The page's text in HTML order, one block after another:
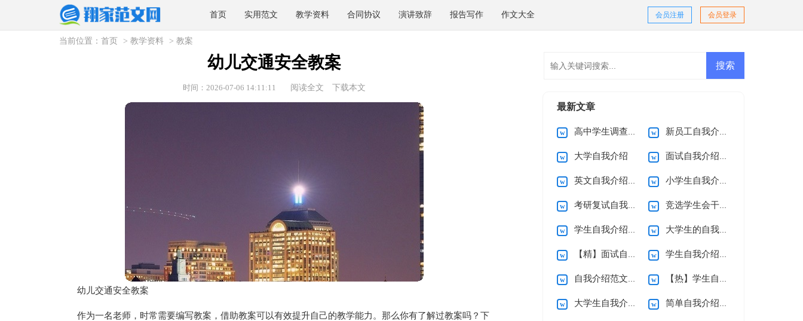
首页 实用范文 教学资料 合同协议 演讲致辞 报告写作 作文大全 会员登录
会员注册
当前位置： 首页 > 教学资料 > 教案
幼儿交通安全教案
时间：2026-07-06 14:11:11 阅读全文 下载本文
幼儿交通安全教案
作为一名老师，时常需要编写教案，借助教案可以有效提升自己的教学能力。那么你有了解过教案吗？下
最新文章
高中学生调查报告 新员工自我介绍通用15篇
大学自我介绍 面试自我介绍(15篇)
英文自我介绍集锦15篇 小学生自我介绍15篇
考研复试自我介绍 竞选学生会干部自我介绍
学生自我介绍【荐】 大学生的自我介绍
【精】面试自我介绍 学生自我介绍【热】
自我介绍范文合集15篇 【热】学生自我介绍
大学生自我介绍15篇 简单自我介绍15篇